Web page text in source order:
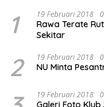
1 19 Februari 2018
Rawa Terate
Sekitar
2 19 Februari 2018
NU Minta
19 Februari 2018
Galeri Foto